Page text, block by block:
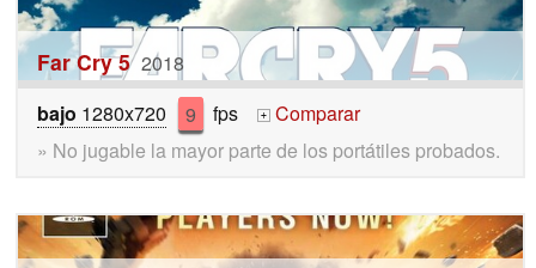
Far Cry 5 2018
bajo 1280x720 9 fps +
Comparar
» No jugable la mayor parte de los portátiles probados.